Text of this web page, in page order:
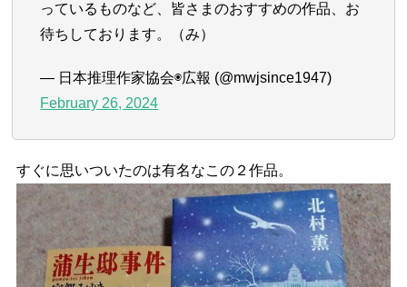
っているものなど、皆さまのおすすめの作品、お
待ちしております。（み）
— 日本推理作家協会◉広報 (@mwjsince1947)
February 26, 2024
すぐに思いついたのは有名なこの２作品。